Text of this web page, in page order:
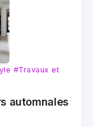
#Travaux et
automnales